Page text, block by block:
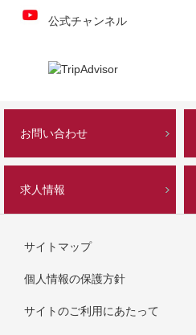
公式チャンネル
お問い合わせ
求人情報
サイトマップ
個人情報の保護方針
サイトのご利用にあたって